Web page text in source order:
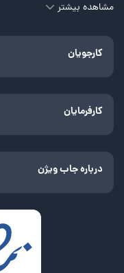
مشاهده بیشتر
کارجویان
کارفرمایان
درباره جاب ویژن